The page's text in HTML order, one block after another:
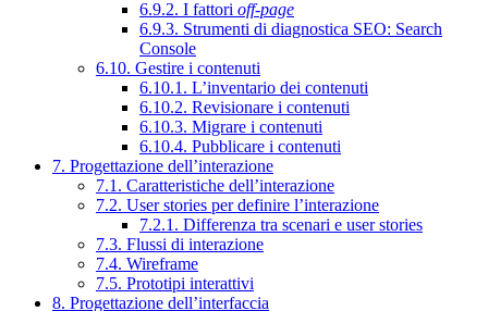
6.9.2. I fattori off-page
6.9.3. Strumenti di diagnostica SEO: Search
Console
6.10. Gestire i contenuti
6.10.1. L’inventario dei contenuti
6.10.2. Revisionare i contenuti
6.10.3. Migrare i contenuti
6.10.4. Pubblicare i contenuti
7. Progettazione dell’interazione
7.1. Caratteristiche dell’interazione
7.2. User stories per definire l’interazione
7.2.1. Differenza tra scenari e user stories
7.3. Flussi di interazione
7.4. Wireframe
7.5. Prototipi interattivi
8. Progettazione dell’interfaccia